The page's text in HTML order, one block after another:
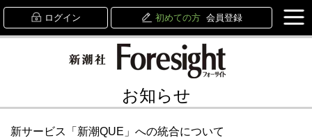
ログイン 初めての方 会員登録
お知らせ
新サービス「新潮QUE」への統合について